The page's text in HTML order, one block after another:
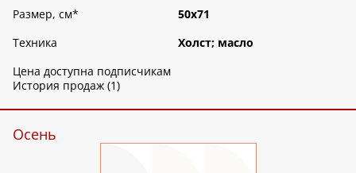
Размер, см*
50х71
Техника
Холст; масло
Цена доступна подписчикам
История продаж (1)
Осень